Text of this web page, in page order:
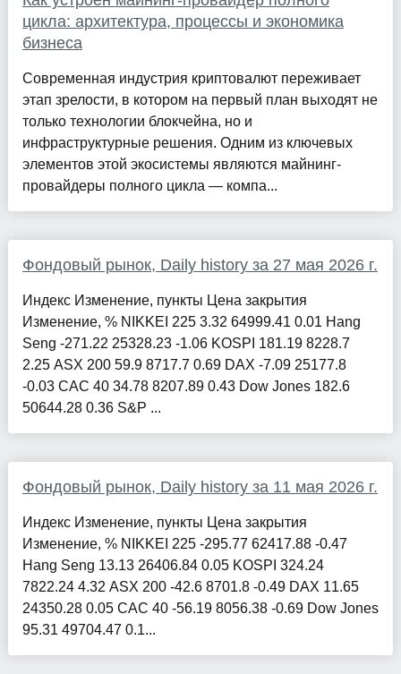
цикла: архитектура, процессы и экономика
бизнеса
Современная индустрия криптовалют переживает
этап зрелости, в котором на первый план выходят не
только технологии блокчейна, но и
инфраструктурные решения. Одним из ключевых
элементов этой экосистемы являются майнинг-
провайдеры полного цикла — компа...
Фондовый рынок, Daily history за 27 мая 2026 г.
Индекс Изменение, пункты Цена закрытия
Изменение, % NIKKEI 225 3.32 64999.41 0.01 Hang
Seng -271.22 25328.23 -1.06 KOSPI 181.19 8228.7
2.25 ASX 200 59.9 8717.7 0.69 DAX -7.09 25177.8
-0.03 CAC 40 34.78 8207.89 0.43 Dow Jones 182.6
50644.28 0.36 S&P ...
Фондовый рынок, Daily history за 11 мая 2026 г.
Индекс Изменение, пункты Цена закрытия
Изменение, % NIKKEI 225 -295.77 62417.88 -0.47
Hang Seng 13.13 26406.84 0.05 KOSPI 324.24
7822.24 4.32 ASX 200 -42.6 8701.8 -0.49 DAX 11.65
24350.28 0.05 CAC 40 -56.19 8056.38 -0.69 Dow Jones
95.31 49704.47 0.1...